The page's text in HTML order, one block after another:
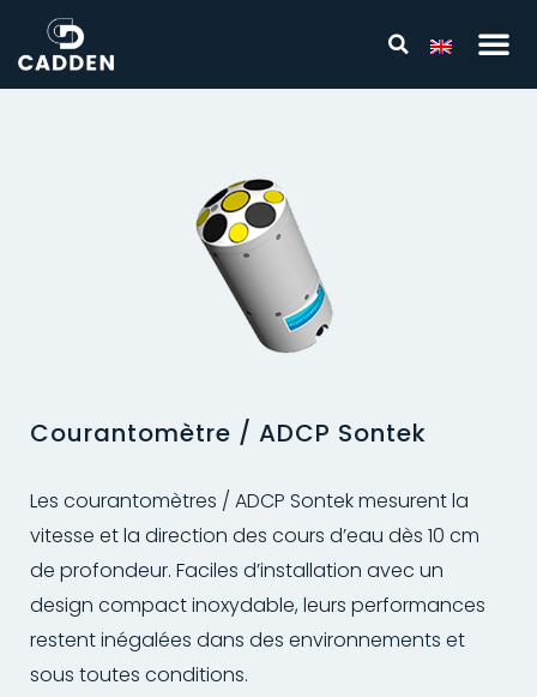
Courantomètre / ADCP Sontek
Les courantomètres / ADCP Sontek mesurent la
vitesse et la direction des cours d’eau dès 10 cm
de profondeur. Faciles d’installation avec un
design compact inoxydable, leurs performances
restent inégalées dans des environnements et
sous toutes conditions.